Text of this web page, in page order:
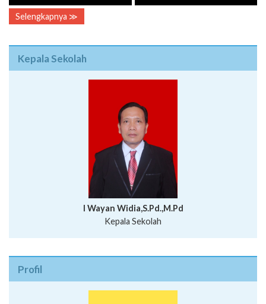
Selengkapnya ≫
Kepala Sekolah
I Wayan Widia,S.Pd.,M.Pd
Kepala Sekolah
Profil